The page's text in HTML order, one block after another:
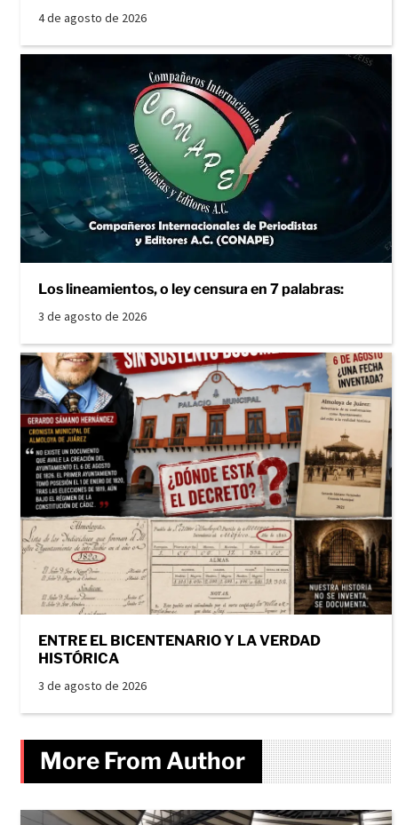
4 de agosto de 2026
Los lineamientos, o ley censura en 7 palabras:
3 de agosto de 2026
ENTRE EL BICENTENARIO Y LA VERDAD
HISTÓRICA
3 de agosto de 2026
More From Author